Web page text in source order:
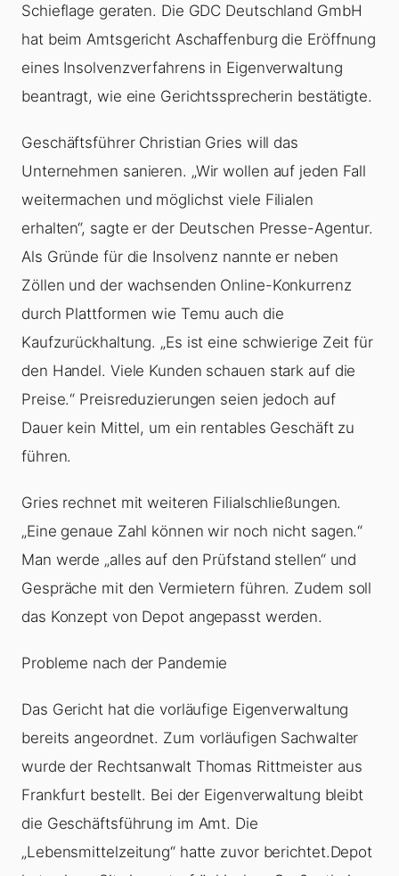
Schieflage geraten. Die GDC Deutschland GmbH
hat beim Amtsgericht Aschaffenburg die Eröffnung
eines Insolvenzverfahrens in Eigenverwaltung
beantragt, wie eine Gerichtssprecherin bestätigte.
Geschäftsführer Christian Gries will das
Unternehmen sanieren. „Wir wollen auf jeden Fall
weitermachen und möglichst viele Filialen
erhalten“, sagte er der Deutschen Presse-Agentur.
Als Gründe für die Insolvenz nannte er neben
Zöllen und der wachsenden Online-Konkurrenz
durch Plattformen wie Temu auch die
Kaufzurückhaltung. „Es ist eine schwierige Zeit für
den Handel. Viele Kunden schauen stark auf die
Preise.“ Preisreduzierungen seien jedoch auf
Dauer kein Mittel, um ein rentables Geschäft zu
führen.
Gries rechnet mit weiteren Filialschließungen.
„Eine genaue Zahl können wir noch nicht sagen.“
Man werde „alles auf den Prüfstand stellen“ und
Gespräche mit den Vermietern führen. Zudem soll
das Konzept von Depot angepasst werden.
Probleme nach der Pandemie
Das Gericht hat die vorläufige Eigenverwaltung
bereits angeordnet. Zum vorläufigen Sachwalter
wurde der Rechtsanwalt Thomas Rittmeister aus
Frankfurt bestellt. Bei der Eigenverwaltung bleibt
die Geschäftsführung im Amt. Die
„Lebensmittelzeitung“ hatte zuvor berichtet.Depot